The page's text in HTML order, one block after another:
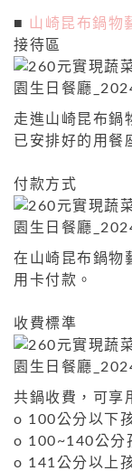
■
山崎昆布鍋物
接待區
走進山崎昆布鍋
已安排好的用餐
付款方式
在山崎昆布鍋物
用卡付款。
收費標準
共鍋收費，可享
ο 100公分以下
ο 100~140公分
ο 141公分以上